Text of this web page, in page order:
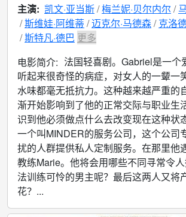
主演: 凯文·亚当斯 梅兰妮·贝尔内尔
斯维娃·阿维蒂 迈克尔·马德森 克洛
斯特凡·德巴 更多
电影简介: 法国轻喜剧。Gabriel是一个
听起来很奇怪的病症，对女人的一颦一
水味都毫无抵抗力。这种越来越严重的
渐开始影响到了他的正常交际与职业生
识到他必须做点什么去改变现在这种状
一个叫MINDER的服务公司，这个公司
扰的人群提供私人定制服务。在那里他
教练Marie。他将会用哪些不同寻常令
法训练可怜的男主呢？最后这两人又将
花？...